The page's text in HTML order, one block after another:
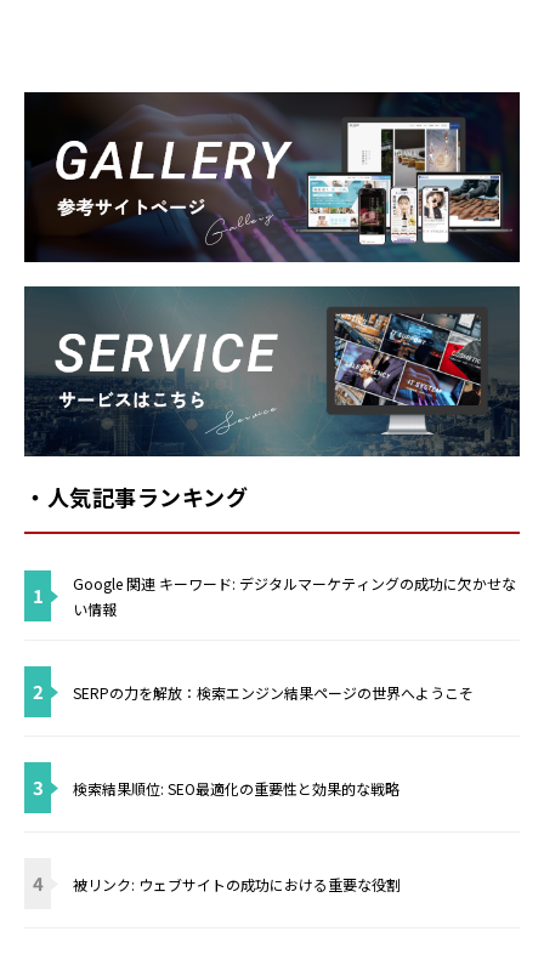
Gallery
Service
・人気記事ランキング
1
Google 関連 キーワード: デジタルマーケティングの成功に欠かせな
い情報
2 SERPの力を解放：検索エンジン結果ページの世界へようこそ
3 検索結果順位: SEO最適化の重要性と効果的な戦略
4 被リンク: ウェブサイトの成功における重要な役割